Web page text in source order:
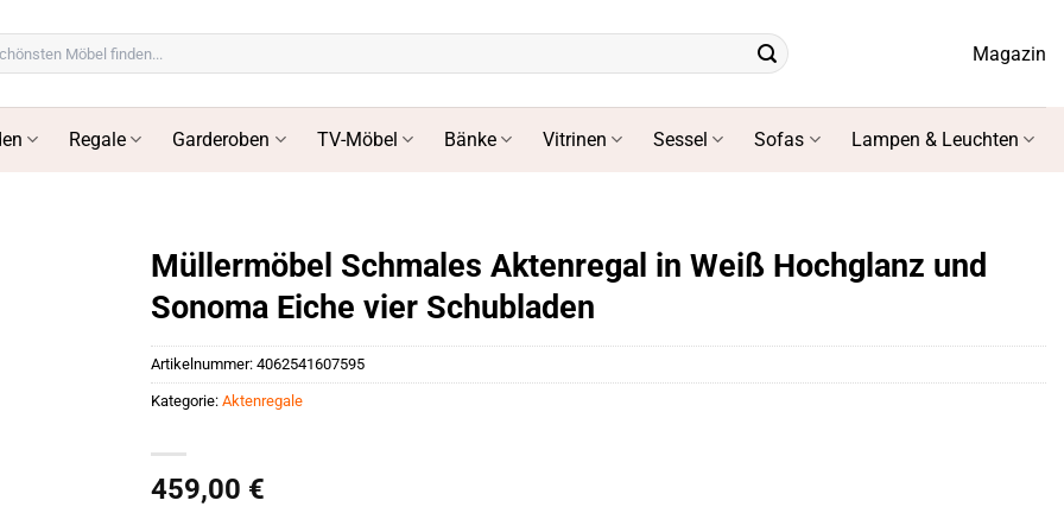
Magazin
Regale Garderoben TV-Möbel Bänke Vitrinen Sessel Sofas Lampen & Leuchten
Müllermöbel Schmales Aktenregal in Weiß Hochglanz und
Sonoma Eiche vier Schubladen
459,00 €
Artikelnummer: 4062541607595
Kategorie: Aktenregale